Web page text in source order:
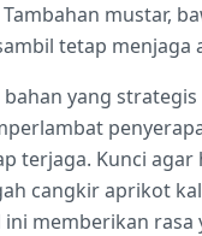
mustar,
tetap menjaga
yang
terjaga. Kunci
cangkir aprikot
memberikan